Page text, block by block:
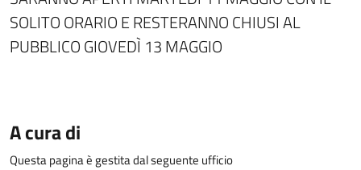
SOLITO ORARIO E RESTERANNO CHIUSI AL
PUBBLICO GIOVEDÌ 13 MAGGIO
A cura di
Questa pagina è gestita dal seguente ufficio